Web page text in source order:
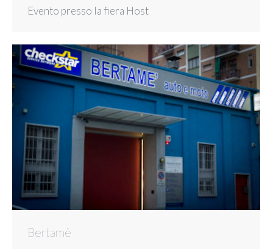
Evento presso la fiera Host
Bertamè